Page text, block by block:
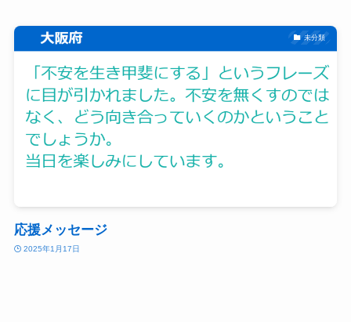
未分類
応援メッセージ
2025年1月17日